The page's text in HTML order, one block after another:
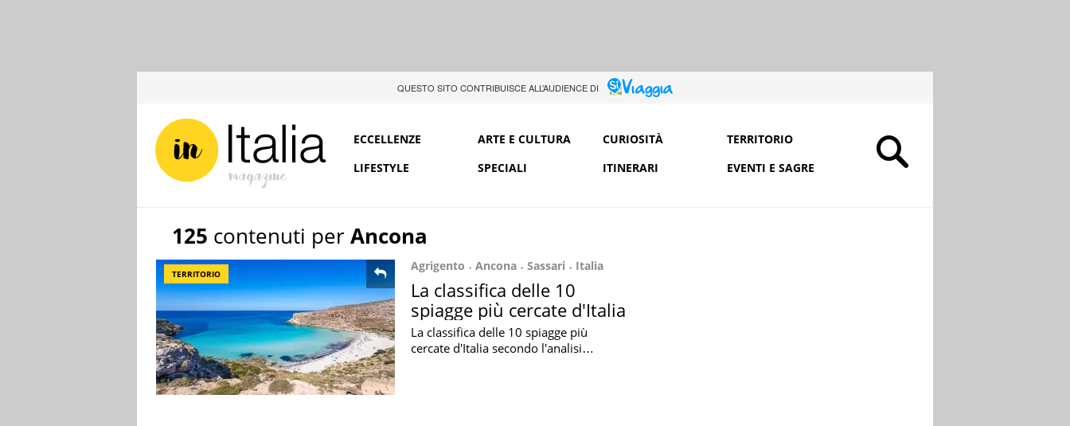
QUESTO SITO CONTRIBUISCE ALL’AUDIENCE DI
ECCELLENZE ARTE E CULTURA CURIOSITÀ
TERRITORIO
LIFESTYLE
SPECIALI ITINERARI EVENTI E SAGRE
125 contenuti perAncona
TERRITORIO
Agrigento Ancona Sassari Italia
La classifica delle 10
spiagge più cercate d'Italia
La classifica delle 10 spiagge più
cercate d'Italia secondo l'analisi